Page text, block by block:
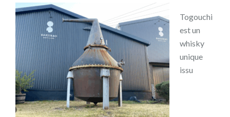
Togouchi
est un
whisky
unique
issu